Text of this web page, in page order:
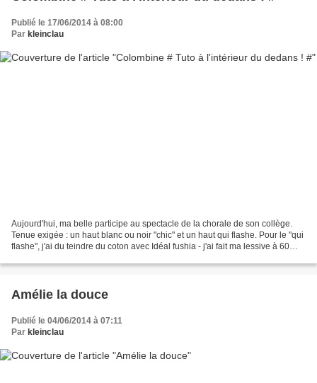
Publié le 17/06/2014 à 08:00
Par kleinclau
Aujourd'hui, ma belle participe au spectacle de la chorale de son collège.
Tenue exigée : un haut blanc ou noir "chic" et un haut qui flashe. Pour le "qui
flashe", j'ai du teindre du coton avec Idéal fushia - j'ai fait ma lessive à 60
Amélie la douce
Publié le 04/06/2014 à 07:11
Par kleinclau